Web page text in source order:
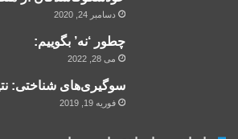
دسامبر 24, 2020
چطور ‘نه’ بگوییم:
می 28, 2022
سوگیری‌های شناختی:
فوریه 19, 2019